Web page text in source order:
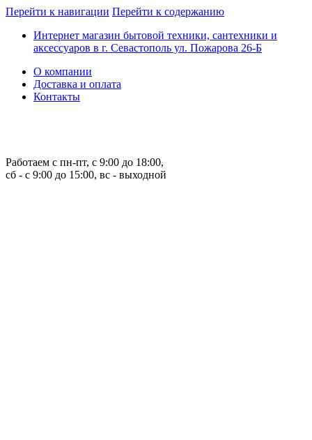
Перейти к навигации Перейти к содержанию
Интернет магазин бытовой техники, сантехники и
аксессуаров в г. Севастополь ул. Пожарова 26-Б
О компании
Доставка и оплата
Контакты
Работаем с пн-пт, с 9:00 до 18:00,
сб - с 9:00 до 15:00, вс - выходной